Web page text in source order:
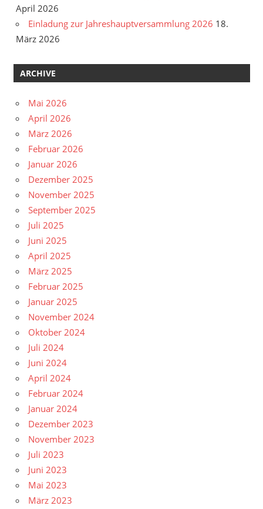
April 2026
Einladung zur Jahreshauptversammlung 2026 18.
März 2026
ARCHIVE
Mai 2026
April 2026
März 2026
Februar 2026
Januar 2026
Dezember 2025
November 2025
September 2025
Juli 2025
Juni 2025
April 2025
März 2025
Februar 2025
Januar 2025
November 2024
Oktober 2024
Juli 2024
Juni 2024
April 2024
Februar 2024
Januar 2024
Dezember 2023
November 2023
Juli 2023
Juni 2023
Mai 2023
März 2023